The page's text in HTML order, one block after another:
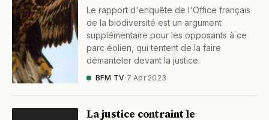
Le rapport d'enquête de l'Office français
de la biodiversité est un argument
supplémentaire pour les opposants à ce
parc éolien, qui tentent de la faire
démanteler devant la justice.
BFM TV· 7 Apr 2023
La justice contraint le